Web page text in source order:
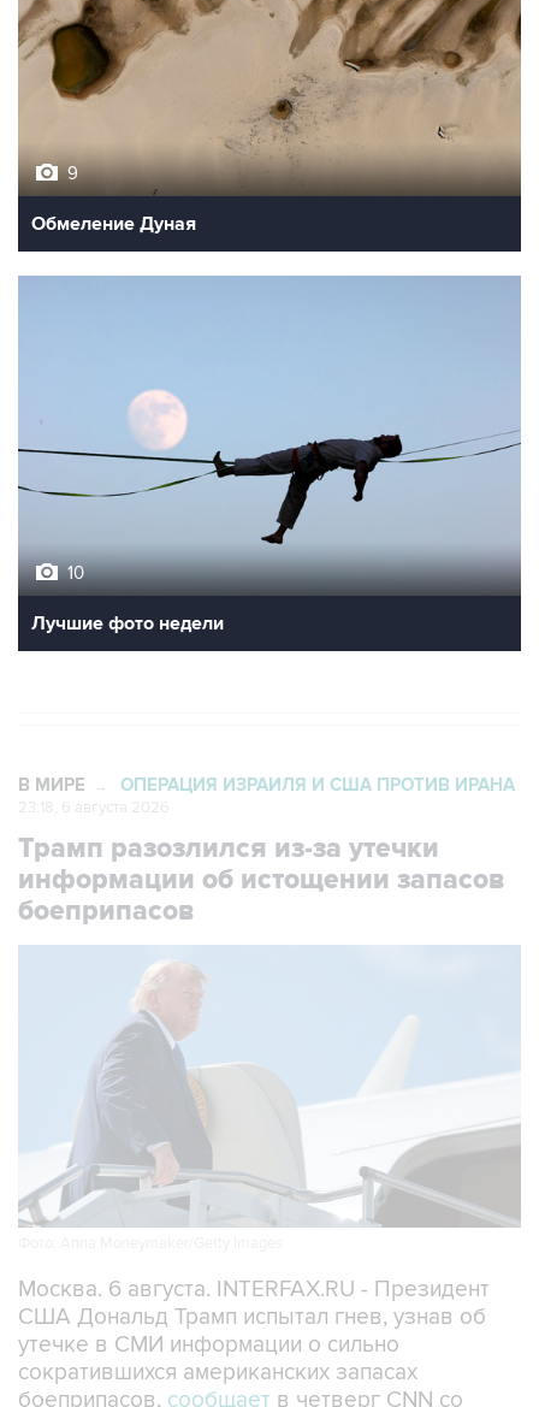
Обмеление Дуная
Лучшие фото недели
Трамп разозлился из-за утечки
информации об истощении запасов
боеприпасов
Фото: Anna Moneymaker/Getty Images
утечке в СМИ информации о сильно
сократившихся американских запасах
боеприпасов, сообщаетв четверг CNN со
ссылкой на источники.